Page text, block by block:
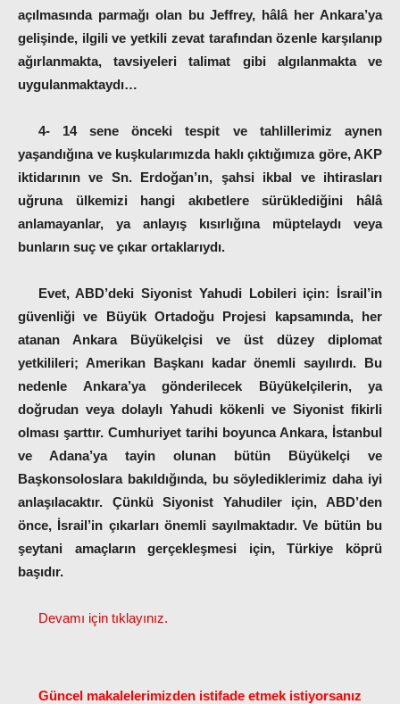
açılmasında parmağı olan bu Jeffrey, hâlâ her Ankara’ya
gelişinde, ilgili ve yetkili zevat tarafından özenle karşılanıp
ağırlanmakta, tavsiyeleri talimat gibi algılanmakta ve
uygulanmaktaydı…
4- 14 sene önceki tespit ve tahlillerimiz aynen
yaşandığına ve kuşkularımızda haklı çıktığımıza göre, AKP
iktidarının ve Sn. Erdoğan’ın, şahsi ikbal ve ihtirasları
uğruna ülkemizi hangi akıbetlere sürüklediğini hâlâ
anlamayanlar, ya anlayış kısırlığına müptelaydı veya
bunların suç ve çıkar ortaklarıydı.
Evet, ABD’deki Siyonist Yahudi Lobileri için: İsrail’in
güvenliği ve Büyük Ortadoğu Projesi kapsamında, her
atanan Ankara Büyükelçisi ve üst düzey diplomat
yetkilileri; Amerikan Başkanı kadar önemli sayılırdı. Bu
nedenle Ankara’ya gönderilecek Büyükelçilerin, ya
doğrudan veya dolaylı Yahudi kökenli ve Siyonist fikirli
olması şarttır. Cumhuriyet tarihi boyunca Ankara, İstanbul
ve Adana’ya tayin olunan bütün Büyükelçi ve
Başkonsoloslara bakıldığında, bu söylediklerimiz daha iyi
anlaşılacaktır. Çünkü Siyonist Yahudiler için, ABD’den
önce, İsrail’in çıkarları önemli sayılmaktadır. Ve bütün bu
şeytani amaçların gerçekleşmesi için, Türkiye köprü
başıdır.
Devamı için tıklayınız.
Güncel makalelerimizden istifade etmek istiyorsanız